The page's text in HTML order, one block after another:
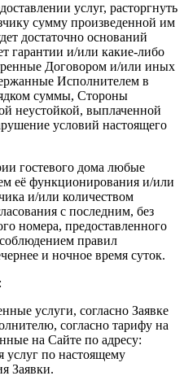
услуг, расторгнуть
сумму произведенной им
достаточно оснований
гарантии и/или какие-либо
Договором и/или иных
Исполнителем в
суммы, Стороны
неустойкой, выплаченной
условий настоящего
гостевого дома любые
её функционирования и/или
и/или количеством
с последним, без
номера, предоставленного
правил
и ночное время суток.
услуги, согласно Заявке
согласно тарифу на
на Сайте по адресу:
услуг по настоящему
Заявки.